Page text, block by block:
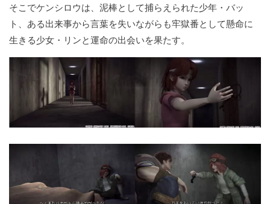
そこでケンシロウは、泥棒として捕らえられた少年・バッ
ト、ある出来事から言葉を失いながらも牢獄番として懸命に
生きる少女・リンと運命の出会いを果たす。